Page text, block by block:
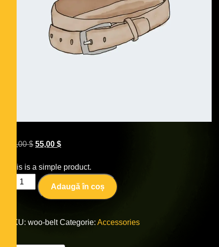
65,00$ 55,00 $
This is a simple product.
Adaugă în coș
SKU: woo-belt Categorie: Accessories